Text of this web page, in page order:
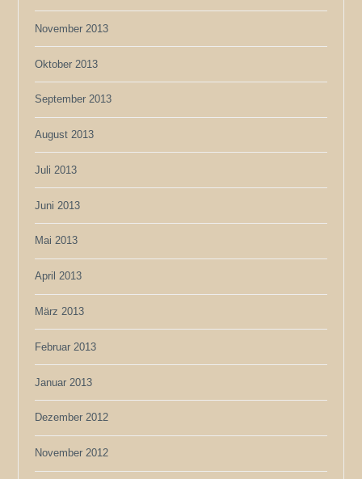
November 2013
Oktober 2013
September 2013
August 2013
Juli 2013
Juni 2013
Mai 2013
April 2013
März 2013
Februar 2013
Januar 2013
Dezember 2012
November 2012